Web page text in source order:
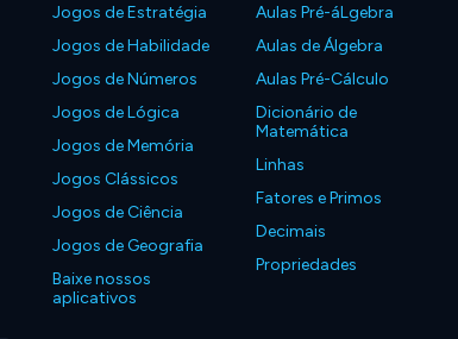
Jogos de Estratégia
Jogos de Habilidade
Jogos de Números
Jogos de Lógica
Jogos de Memória
Jogos Clássicos
Jogos de Ciência
Jogos de Geografia
Baixe nossos
aplicativos
Aulas Pré-áLgebra
Aulas de Álgebra
Aulas Pré-Cálculo
Dicionário de
Matemática
Linhas
Fatores e Primos
Decimais
Propriedades